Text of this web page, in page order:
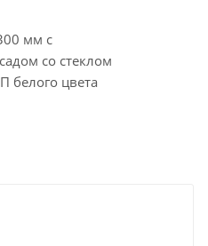
мм с
со стеклом
белого цвета